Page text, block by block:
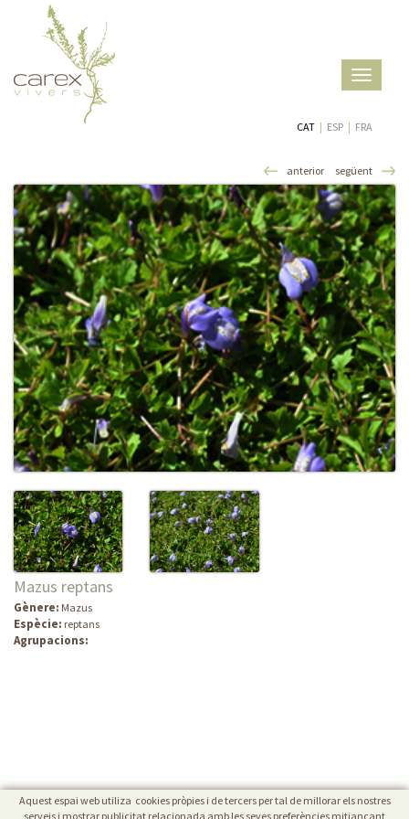
Toggle
CAT | ESP | FRA
anterior següent
Mazus reptans
Gènere: Mazus
Espècie: reptans
Agrupacions:
Aquest espai web utiliza cookies pròpies i de tercers per tal de millorar els nostres
serveis i mostrar publicitat relacionada amb les seves preferències mitjançant